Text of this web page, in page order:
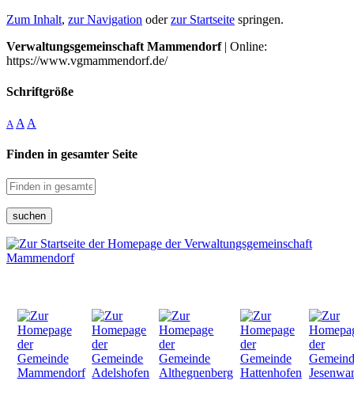
Zum Inhalt, zur Navigation oderzur Startseite springen.
Verwaltungsgemeinschaft Mammendorf| Online:
https://www.vgmammendorf.de/
Schriftgröße
A A A
Finden in gesamter Seite
suchen